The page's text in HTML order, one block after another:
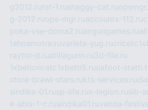
g2012.rutst-1.rushaggy-cat.ru
g-2012.ruops-mgr.ruaccounts-112.ru
poka-vse-doma2.ruairgungames.ru
tehosmotre.ruvarieta-yug.ru
raytor-d.ruatillagunn.ru3d-file.ru
1xbeticricetc1xbetti5.ruuafoot-
store-brawl-stars.rukts-services.ru
sindika-01.rusp-life.rux-legion.rusib-
e-abis-1-c.rusindika01.ruvenda-